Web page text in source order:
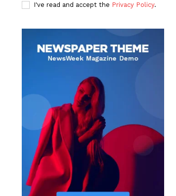
I've read and accept the Privacy Policy.